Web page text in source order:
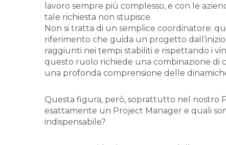
lavoro sempre più complesso, e con le
tale richiesta non stupisce.
Non si tratta di un semplice coordinatore:
riferimento che guida un progetto
raggiunti nei tempi stabiliti e rispettando i
questo ruolo richiede una combinazione di
una profonda comprensione delle
Questa figura, però, soprattutto nel nostro
esattamente un Project Manager e quali
indispensabile?